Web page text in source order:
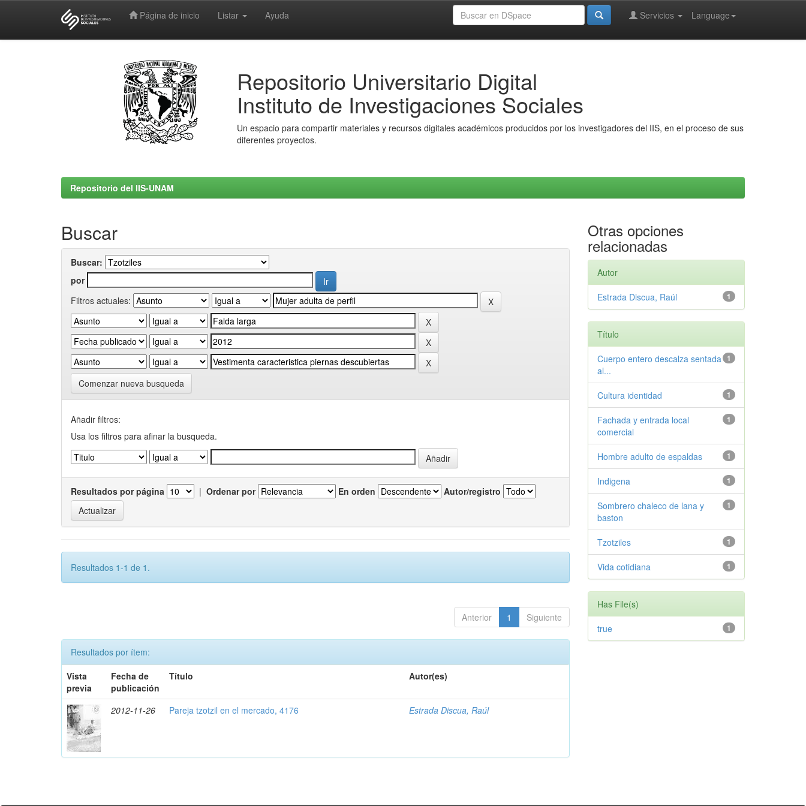
Página de inicio Listar Ayuda Language
Servicios
Repositorio Universitario Digital
Instituto de Investigaciones Sociales
Un espacio para compartir materiales y recursos digitales académicos producidos por los investigadores del IIS, en el proceso de sus
diferentes proyectos.
Repositorio del IIS-UNAM
Buscar
Buscar:
por
Filtros actuales:
Comenzar nueva busqueda
Añadir filtros:
Usa los filtros para afinar la busqueda.
Resultados por página | Ordenar por En orden Autor/registro
Resultados 1-1 de 1.
Anterior 1 Siguiente
Resultados por ítem:
Vista
previa
Fecha de
publicación
Título Autor(es)
2012-11-26 Pareja tzotzil en el mercado, 4176 Estrada Discua, Raúl
Otras opciones
relacionadas
Autor
1
Estrada Discua, Raúl
Título
1
Cuerpo entero descalza sentada
al...
1
Cultura identidad
1
Fachada y entrada local
comercial
1
Hombre adulto de espaldas
1
Indigena
1
Sombrero chaleco de lana y
baston
1
Tzotziles
1
Vida cotidiana
Has File(s)
1
true